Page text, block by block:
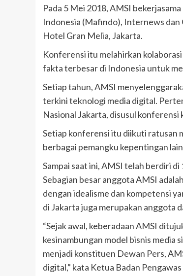
Pada 5 Mei 2018, AMSI
Indonesia (Mafindo), Internews
Hotel Gran Melia, Jakarta.
Konferensi itu melahirkan
fakta terbesar di Indonesia untuk
Setiap tahun, AMSI
terkini teknologi media digital.
Nasional Jakarta, disusul
Setiap konferensi itu diikuti ratusan
berbagai pemangku kepentingan
Sampai saat ini, AMSI telah berdiri
Sebagian besar anggota AMSI
dengan idealisme dan kompetensi
di Jakarta juga merupakan anggota
“Sejak awal, keberadaan AMSI
kesinambungan model bisnis media
menjadi konstituen Dewan Pers,
digital,” kata Ketua Badan